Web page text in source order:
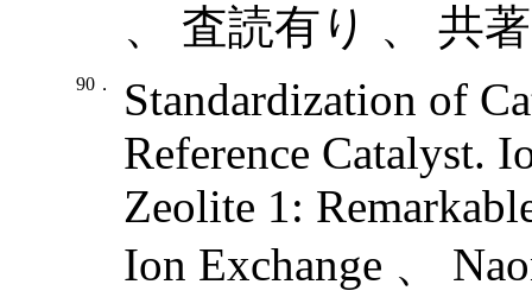
、 査読有り 、 共
90．
Standardization of
Reference Catalyst.
Zeolite 1:
Ion Exchange 、